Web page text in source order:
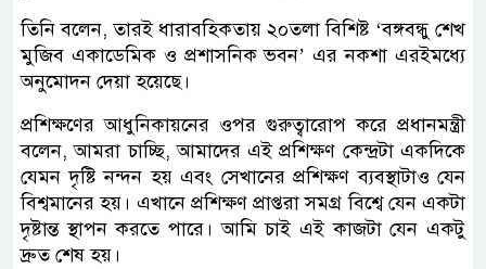
তিনি বলেন, তারই ধারাবহিকতায় ২০তলা বিশিষ্ট ‘বঙ্গবন্ধু শেখ
মুজিব একাডেমিক ও প্রশাসনিক ভবন’ এর নকশা এরইমধ্যে
অনুমোদন দেয়া হয়েছে।
প্রশিক্ষণের আধুনিকায়নের ওপর গুরুত্বারোপ করে প্রধানমন্ত্রী
বলেন, আমরা চাচ্ছি, আমাদের এই প্রশিক্ষণ কেন্দ্রটা একদিকে
যেমন দৃষ্টি নন্দন হয় এবং সেখানের প্রশিক্ষণ ব্যবস্থাটাও যেন
বিশ্বমানের হয়। এখানে প্রশিক্ষণ প্রাপ্তরা সমগ্র বিশ্বে যেন একটা
দৃষ্টান্ত স্থাপন করতে পারে। আমি চাই এই কাজটা যেন একটু
দ্রুত শেষ হয়।